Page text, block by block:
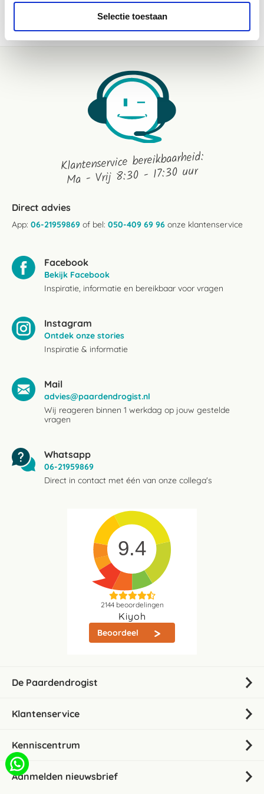
Selectie toestaan
Klantenservice bereikbaarheid:
Ma - Vrij 8:30 - 17:30 uur
Direct advies
App: 06-21959869 of bel: 050-409 69 96 onze klantenservice
Facebook
Bekijk Facebook
Inspiratie, informatie en bereikbaar voor vragen
Instagram
Ontdek onze stories
Inspiratie & informatie
Mail
advies@paardendrogist.nl
Wij reageren binnen 1 werkdag op jouw gestelde
vragen
Whatsapp
06-21959869
Direct in contact met één van onze collega's
9.4
2144beoordelingen
Kiyoh
Beoordeel
De Paardendrogist
Klantenservice
Kenniscentrum
Aanmelden nieuwsbrief